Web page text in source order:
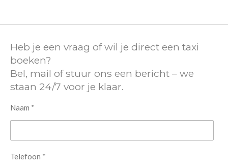
Heb je een vraag of wil je direct een taxi
boeken?
Bel, mail of stuur ons een bericht – we
staan 24/7 voor je klaar.
Naam *
Telefoon *